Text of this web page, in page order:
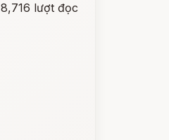
8,716 lượt đọc